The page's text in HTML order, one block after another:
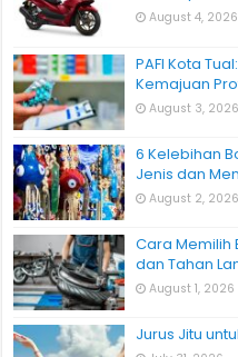
August 4, 2026
PAFI Kota
Kemajuan
August 3, 2026
6 Kelebihan
Jenis dan
August 2, 2026
Cara Memilih
dan Tahan
August 1, 2026
Jurus Jitu